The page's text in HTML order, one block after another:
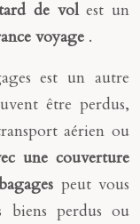
de volest un
voyage .
est un autre
être perdus,
aérien ou
une couverture
peut vous
biens perdus ou